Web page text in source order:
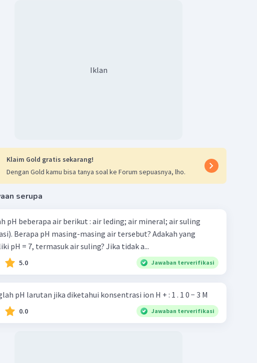
Iklan
Klaim Gold gratis sekarang!
Dengan Gold kamu bisa tanya soal ke Forum sepuasnya, lho.
serupa
air berikut : air leding; air mineral; air suling
Adakah yang
pH = 7, termasuk air suling? Jika tidak a...
5.0 Jawaban terverifikasi
Hitunglah pH larutan jika diketahui konsentrasi ion H + : 1 . 1 0 − 3 M
0.0 Jawaban terverifikasi